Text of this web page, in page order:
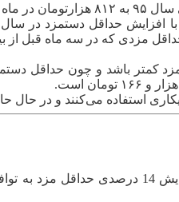
داد.
اعضای شورای عالی کار در جلسه بامداد